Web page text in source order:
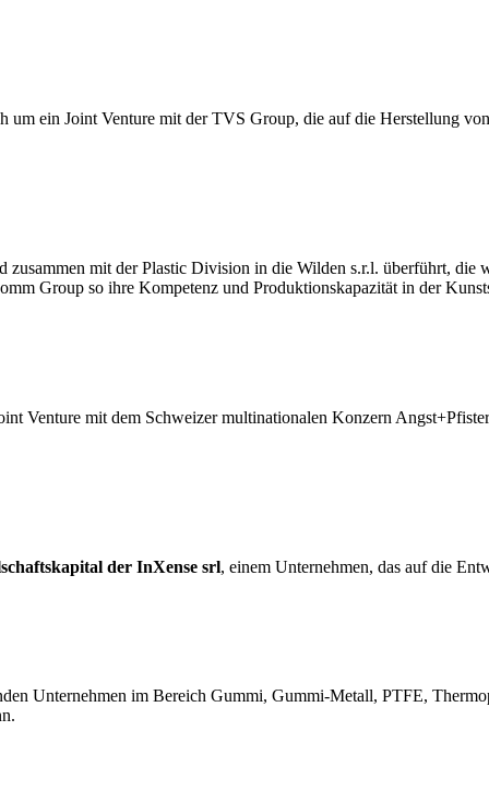
um ein Joint Venture mit der TVS Group, die auf die Herstellung
zusammen mit der Plastic Division in die Wilden s.r.l. überführt,
Group so ihre Kompetenz und Produktionskapazität in der
Venture mit dem Schweizer multinationalen Konzern
der InXense srl, einem Unternehmen, das auf die
Unternehmen im Bereich Gummi, Gummi-Metall, PTFE,